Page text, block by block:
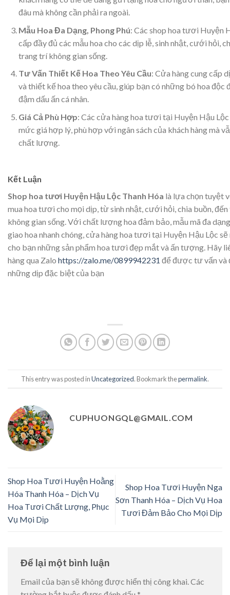
đâu mà không cần phải ra ngoài.
Mẫu Hoa Đa Dạng, Phong Phú: Các shop hoa tươi Huyện
cấp đầy đủ các mẫu hoa cho các dịp lễ, sinh nhật, cưới hỏi,
trang trí không gian sống.
Tư Vấn Thiết Kế Hoa Theo Yêu Cầu: Cửa hàng cung cấp
và thiết kế hoa theo yêu cầu, giúp bạn có những bó hoa độc
đậm dấu ấn cá nhân.
Giá Cả Phù Hợp: Các cửa hàng hoa tươi tại Huyện Hậu
mức giá hợp lý, phù hợp với ngân sách của khách hàng mà
chất lượng.
Kết Luận
Shop hoa tươi Huyện Hậu Lộc Thanh Hóa là lựa chọn tuyệt
mua hoa tươi cho mọi dịp, từ sinh nhật, cưới hỏi, chia buồn,
không gian sống. Với chất lượng hoa đảm bảo, mẫu mã đa
giao hoa nhanh chóng, cửa hàng hoa tươi tại Huyện Hậu Lộc sẽ
cho bạn những sản phẩm hoa tươi đẹp mắt và ấn tượng. Hãy
hàng qua Zalo https://zalo.me/0899942231 để được tư vấn và
những dịp đặc biệt của bạn
This entry was posted inUncategorized. Bookmark thepermalink.
CUPHUONGQL@GMAIL.COM
Shop Hoa Tươi Huyện Hoằng
Hóa Thanh Hóa – Dịch Vụ
Hoa Tươi Chất Lượng, Phục
Vụ Mọi Dịp
Shop Hoa Tươi Huyện Nga
Sơn Thanh Hóa – Dịch Vụ Hoa
Tươi Đảm Bảo Cho Mọi Dịp
Để lại một bình luận
Email của bạn sẽ không được hiển thị công khai.Các